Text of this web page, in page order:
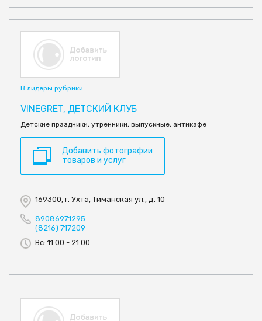
В лидеры рубрики
VINEGRET, ДЕТСКИЙ КЛУБ
Детские праздники, утренники, выпускные, антикафе
Добавить фотографии
товаров и услуг
169300, г. Ухта, Тиманская ул., д. 10
89086971295
(8216) 717209
Вс: 11:00 - 21:00